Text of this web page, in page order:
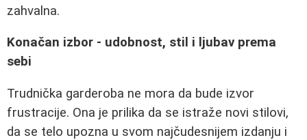
zahvalna.
Konačan izbor - udobnost, stil i ljubav prema
sebi
Trudnička garderoba ne mora da bude izvor
frustracije. Ona je prilika da se istraže novi stilovi,
da se telo upozna u svom najčudesnijem izdanju i